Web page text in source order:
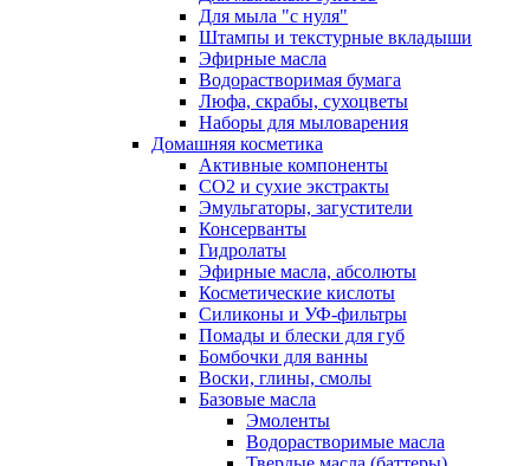
Для мыла "с нуля"
Штампы и текстурные вкладыши
Эфирные масла
Водорастворимая бумага
Люфа, скрабы, сухоцветы
Наборы для мыловарения
Домашняя косметика
Активные компоненты
СО2 и сухие экстракты
Эмульгаторы, загустители
Консерванты
Гидролаты
Эфирные масла, абсолюты
Косметические кислоты
Силиконы и УФ-фильтры
Помады и блески для губ
Бомбочки для ванны
Воски, глины, смолы
Базовые масла
Эмоленты
Водорастворимые масла